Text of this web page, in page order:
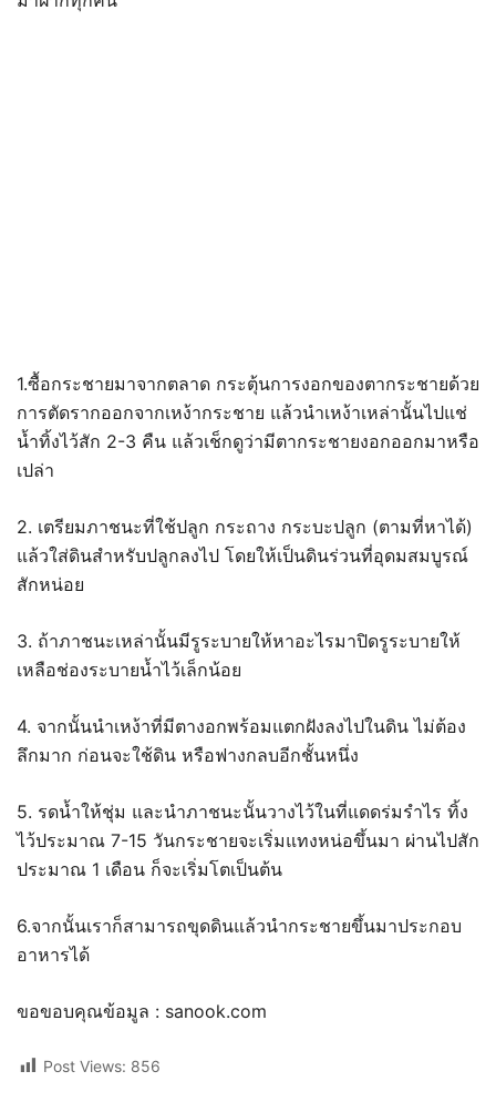
1.ซื้อกระชายมาจากตลาด กระตุ้นการงอกของตากระชายด้วย
การตัดรากออกจากเหง้ากระชาย แล้วนำเหง้าเหล่านั้นไปแช่
น้ำทิ้งไว้สัก 2-3 คืน แล้วเช็กดูว่ามีตากระชายงอกออกมาหรือ
เปล่า
2. เตรียมภาชนะที่ใช้ปลูก กระถาง กระบะปลูก (ตามที่หาได้)
แล้วใส่ดินสำหรับปลูกลงไป โดยให้เป็นดินร่วนที่อุดมสมบูรณ์
สักหน่อย
3. ถ้าภาชนะเหล่านั้นมีรูระบายให้หาอะไรมาปิดรูระบายให้
เหลือช่องระบายน้ำไว้เล็กน้อย
4. จากนั้นนำเหง้าที่มีตางอกพร้อมแตกฝังลงไปในดิน ไม่ต้อง
ลึกมาก ก่อนจะใช้ดิน หรือฟางกลบอีกชั้นหนึ่ง
5. รดน้ำให้ชุ่ม และนำภาชนะนั้นวางไว้ในที่แดดร่มรำไร ทิ้ง
ไว้ประมาณ 7-15 วันกระชายจะเริ่มแทงหน่อขึ้นมา ผ่านไปสัก
ประมาณ 1 เดือน ก็จะเริ่มโตเป็นต้น
6.จากนั้นเราก็สามารถขุดดินแล้วนำกระชายขึ้นมาประกอบ
อาหารได้
ขอขอบคุณข้อมูล : sanook.com
Post Views: 856